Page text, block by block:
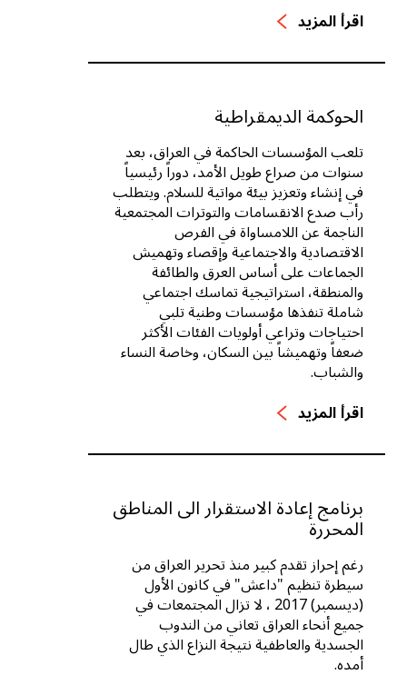
اقرأ المزيد
الحوكمة الديمقراطية
تلعب المؤسسات الحاكمة في العراق، بعد
سنوات من صراع طويل الأمد، دوراً رئيسياً
في إنشاء وتعزيز بيئة مواتية للسلام. ويتطلب
رأب صدع الانقسامات والتوترات المجتمعية
الناجمة عن اللامساواة في الفرص
الاقتصادية والاجتماعية وإقصاء وتهميش
الجماعات على أساس العرق والطائفة
والمنطقة، استراتيجية تماسك اجتماعي
شاملة تنفذها مؤسسات وطنية تلبي
احتياجات وتراعي أولويات الفئات الأكثر
ضعفاً وتهميشاً بين السكان، وخاصة النساء
والشباب.
اقرأ المزيد
برنامج إعادة الاستقرار الى المناطق
المحررة
رغم إحراز تقدم كبير منذ تحرير العراق من
سيطرة تنظيم "داعش" في كانون الأول
(ديسمبر) 2017 ، لا تزال المجتمعات في
جميع أنحاء العراق تعاني من الندوب
الجسدية والعاطفية نتيجة النزاع الذي طال
أمده.